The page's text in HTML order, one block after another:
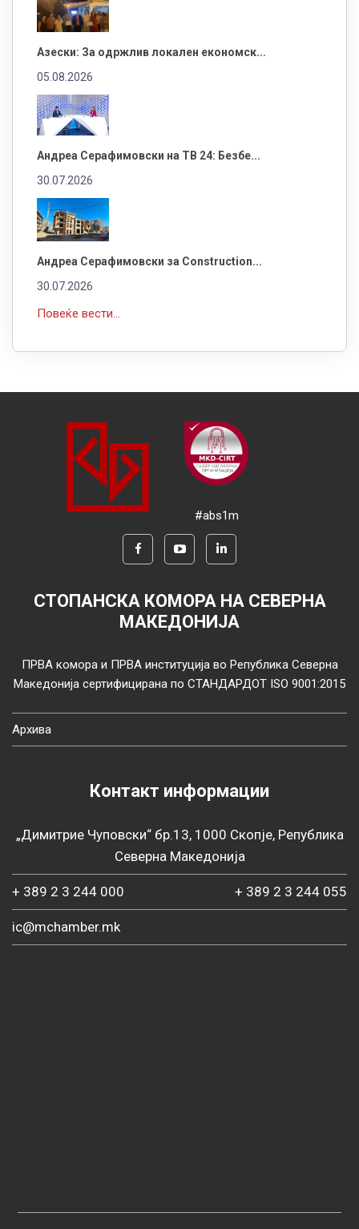
Азески: За одржлив локален економск...
05.08.2026
Андреа Серафимовски на ТВ 24: Безбе...
30.07.2026
Андреа Серафимовски за Construction...
30.07.2026
Повеќе вести...
#abs1m
СТОПАНСКА КОМОРА НА СЕВЕРНА
МАКЕДОНИЈА
ПРВА комора и ПРВА институција во Република Северна
Македонија сертифицирана по СТАНДАРДОТ ISO 9001:2015
Архива
Контакт информации
„Димитрие Чуповски“ бр.13, 1000 Скопје, Република
Северна Македонија
+ 389 2 3 244 000 + 389 2 3 244 055
ic@mchamber.mk